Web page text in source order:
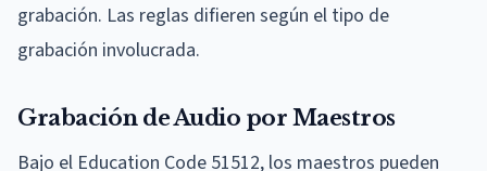
grabación. Las reglas difieren según el tipo de
grabación involucrada.
Grabación de Audio por Maestros
Bajo el Education Code 51512, los maestros pueden